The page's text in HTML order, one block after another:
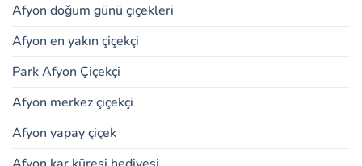
Afyon doğum günü çiçekleri
Afyon en yakın çiçekçi
Park Afyon Çiçekçi
Afyon merkez çiçekçi
Afyon yapay çiçek